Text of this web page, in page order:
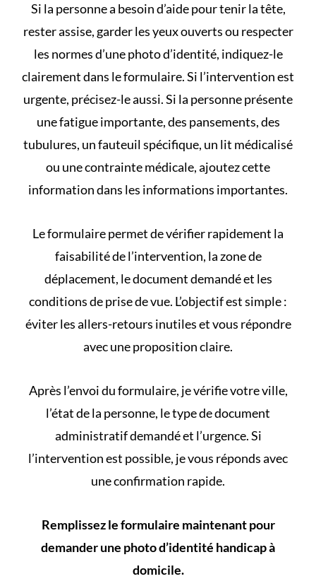
Si la personne a besoin d’aide pour tenir la tête,
rester assise, garder les yeux ouverts ou respecter
les normes d’une photo d’identité, indiquez-le
clairement dans le formulaire. Si l’intervention est
urgente, précisez-le aussi. Si la personne présente
une fatigue importante, des pansements, des
tubulures, un fauteuil spécifique, un lit médicalisé
ou une contrainte médicale, ajoutez cette
information dans les informations importantes.
Le formulaire permet de vérifier rapidement la
faisabilité de l’intervention, la zone de
déplacement, le document demandé et les
conditions de prise de vue. L’objectif est simple :
éviter les allers-retours inutiles et vous répondre
avec une proposition claire.
Après l’envoi du formulaire, je vérifie votre ville,
l’état de la personne, le type de document
administratif demandé et l’urgence. Si
l’intervention est possible, je vous réponds avec
une confirmation rapide.
Remplissez le formulaire maintenant pour
demander une photo d’identité handicap à
domicile.